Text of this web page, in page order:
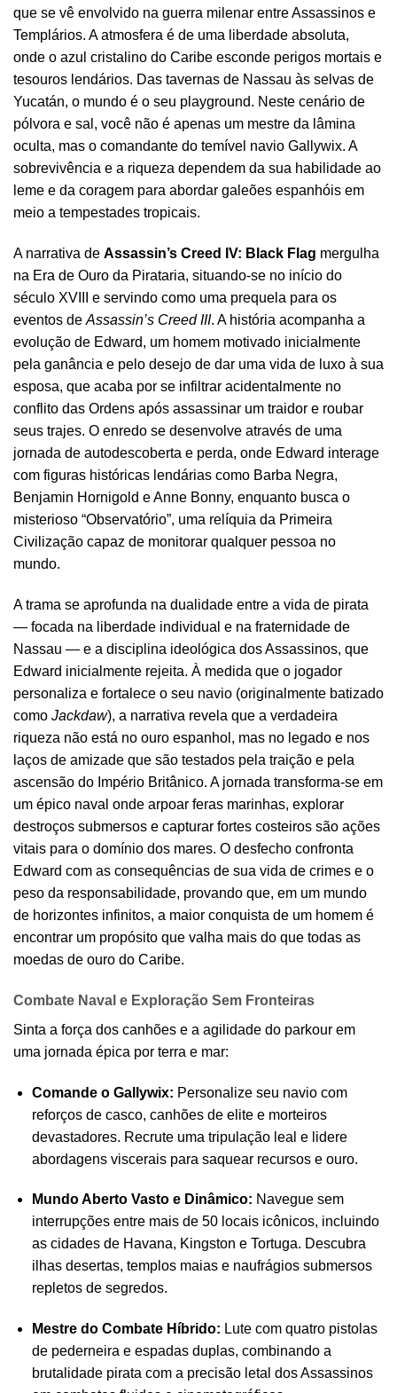
que se vê envolvido na guerra milenar entre Assassinos e
Templários. A atmosfera é de uma liberdade absoluta,
onde o azul cristalino do Caribe esconde perigos mortais e
tesouros lendários. Das tavernas de Nassau às selvas de
Yucatán, o mundo é o seu playground. Neste cenário de
pólvora e sal, você não é apenas um mestre da lâmina
oculta, mas o comandante do temível navio Gallywix. A
sobrevivência e a riqueza dependem da sua habilidade ao
leme e da coragem para abordar galeões espanhóis em
meio a tempestades tropicais.
A narrativa de Assassin’s Creed IV: Black Flag mergulha
na Era de Ouro da Pirataria, situando-se no início do
século XVIII e servindo como uma prequela para os
eventos de Assassin’s Creed III. A história acompanha a
evolução de Edward, um homem motivado inicialmente
pela ganância e pelo desejo de dar uma vida de luxo à sua
esposa, que acaba por se infiltrar acidentalmente no
conflito das Ordens após assassinar um traidor e roubar
seus trajes. O enredo se desenvolve através de uma
jornada de autodescoberta e perda, onde Edward interage
com figuras históricas lendárias como Barba Negra,
Benjamin Hornigold e Anne Bonny, enquanto busca o
misterioso “Observatório”, uma relíquia da Primeira
Civilização capaz de monitorar qualquer pessoa no
mundo.
A trama se aprofunda na dualidade entre a vida de pirata
— focada na liberdade individual e na fraternidade de
Nassau — e a disciplina ideológica dos Assassinos, que
Edward inicialmente rejeita. À medida que o jogador
personaliza e fortalece o seu navio (originalmente batizado
como Jackdaw), a narrativa revela que a verdadeira
riqueza não está no ouro espanhol, mas no legado e nos
laços de amizade que são testados pela traição e pela
ascensão do Império Britânico. A jornada transforma-se em
um épico naval onde arpoar feras marinhas, explorar
destroços submersos e capturar fortes costeiros são ações
vitais para o domínio dos mares. O desfecho confronta
Edward com as consequências de sua vida de crimes e o
peso da responsabilidade, provando que, em um mundo
de horizontes infinitos, a maior conquista de um homem é
encontrar um propósito que valha mais do que todas as
moedas de ouro do Caribe.
Combate Naval e Exploração Sem Fronteiras
Sinta a força dos canhões e a agilidade do parkour em
uma jornada épica por terra e mar:
Comande o Gallywix: Personalize seu navio com
reforços de casco, canhões de elite e morteiros
devastadores. Recrute uma tripulação leal e lidere
abordagens viscerais para saquear recursos e ouro.
Mundo Aberto Vasto e Dinâmico: Navegue sem
interrupções entre mais de 50 locais icônicos, incluindo
as cidades de Havana, Kingston e Tortuga. Descubra
ilhas desertas, templos maias e naufrágios submersos
repletos de segredos.
Mestre do Combate Híbrido: Lute com quatro pistolas
de pederneira e espadas duplas, combinando a
brutalidade pirata com a precisão letal dos Assassinos